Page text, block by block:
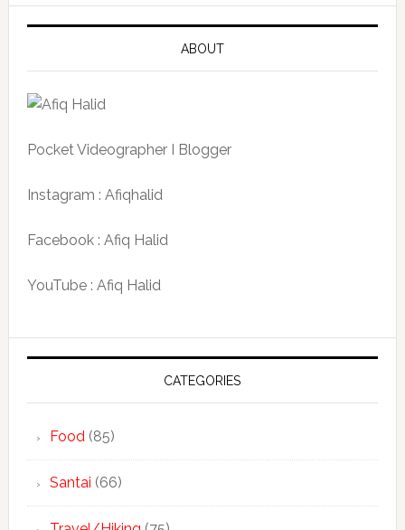
ABOUT
Pocket Videographer I Blogger
Instagram : Afiqhalid
Facebook : Afiq Halid
YouTube : Afiq Halid
CATEGORIES
Food(85)
Santai (66)